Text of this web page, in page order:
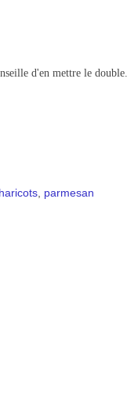
d'en mettre le double.
haricots parmesan